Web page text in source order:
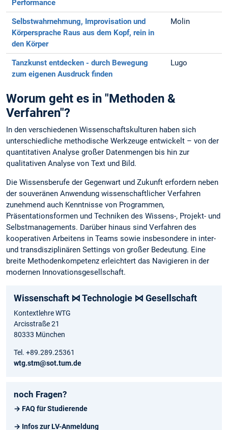
Performance
Selbstwahrnehmung, Improvisation und
Körpersprache Raus aus dem Kopf, rein in
den Körper
Molin
Tanzkunst entdecken - durch Bewegung
zum eigenen Ausdruck finden
Lugo
Worum geht es in "Methoden &
Verfahren"?
In den verschiedenen Wissenschaftskulturen haben sich
unterschiedliche methodische Werkzeuge entwickelt – von der
quantitativen Analyse großer Datenmengen bis hin zur
qualitativen Analyse von Text und Bild.
Die Wissensberufe der Gegenwart und Zukunft erfordern neben
der souveränen Anwendung wissenschaftlicher Verfahren
zunehmend auch Kenntnisse von Programmen,
Präsentationsformen und Techniken des Wissens-, Projekt- und
Selbstmanagements. Darüber hinaus sind Verfahren des
kooperativen Arbeitens in Teams sowie insbesondere in inter-
und transdisziplinären Settings von großer Bedeutung. Eine
breite Methodenkompetenz erleichtert das Navigieren in der
modernen Innovationsgesellschaft.
Wissenschaft ⋈ Technologie ⋈ Gesellschaft
Kontextlehre WTG
Arcisstraße 21
80333 München
Tel. +89.289.25361
wtg.stm@sot.tum.de
noch Fragen?
→ FAQ für Studierende
→ Infos zur LV-Anmeldung